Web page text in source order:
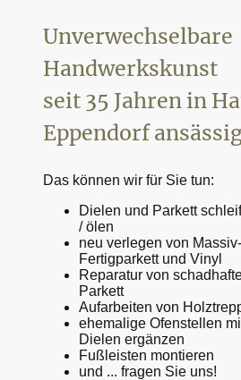
Unverwechselbare
Handwerkskunst
seit 35 Jahren in
Eppendorf
Das können wir für Sie tun:
Dielen und Parkett
/ ölen
neu verlegen von
Fertigparkett und Vinyl
Reparatur von
Parkett
Aufarbeiten von
ehemalige Ofenstellen
Dielen ergänzen
Fußleisten montieren
und ... fragen Sie uns!